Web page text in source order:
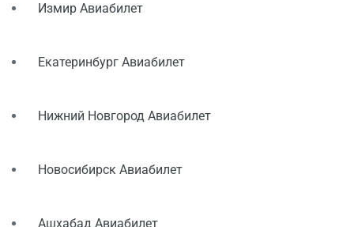
Измир Авиабилет
Екатеринбург Авиабилет
Нижний Новгород Авиабилет
Новосибирск Авиабилет
Ашхабад Авиабилет